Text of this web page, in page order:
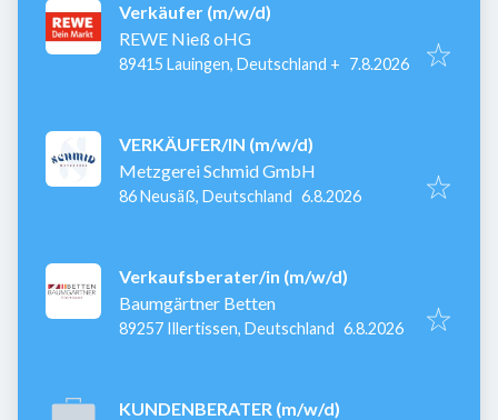
Verkäufer (m/w/d)
REWE Nieß oHG
89415 Lauingen, Deutschland + Veröffentlicht
7.8.2026
VERKÄUFER/IN (m/w/d)
Metzgerei Schmid GmbH
86 Neusäß, Deutschland Veröffentlicht
6.8.2026
Verkaufsberater/in (m/w/d)
Baumgärtner Betten
89257 Illertissen, Deutschland Veröffentlicht
6.8.2026
KUNDENBERATER (m/w/d)